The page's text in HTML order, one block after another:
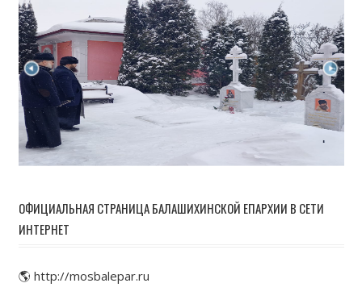
ОФИЦИАЛЬНАЯ СТРАНИЦА БАЛАШИХИНСКОЙ ЕПАРХИИ В СЕТИ
ИНТЕРНЕТ
🌎 http://mosbalepar.ru